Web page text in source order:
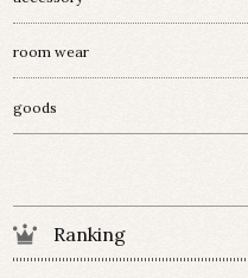
room wear
goods
Ranking